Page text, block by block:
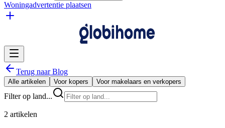
Woningadvertentie plaatsen
Terug naar Blog
Alle artikelen Voor kopers Voor makelaars en verkopers
Filter op land...
2 artikelen